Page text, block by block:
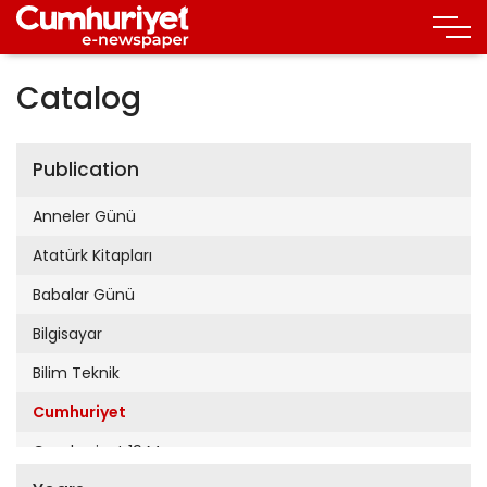
Catalog
Publication
Anneler Günü
Atatürk Kitapları
Babalar Günü
Bilgisayar
Bilim Teknik
Cumhuriyet
Cumhuriyet 19 Mayıs